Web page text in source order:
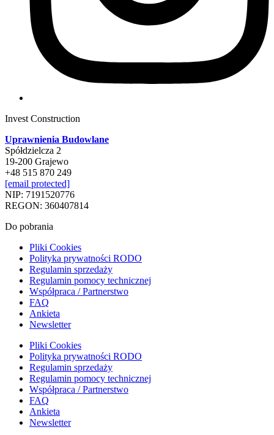
Invest Construction
Uprawnienia Budowlane
Spółdzielcza 2
19-200 Grajewo
+48 515 870 249
[email protected]
NIP: 7191520776
REGON: 360407814
Do pobrania
Pliki Cookies
Polityka prywatności RODO
Regulamin sprzedaży
Regulamin pomocy technicznej
Współpraca / Partnerstwo
FAQ
Ankieta
Newsletter
Pliki Cookies
Polityka prywatności RODO
Regulamin sprzedaży
Regulamin pomocy technicznej
Współpraca / Partnerstwo
FAQ
Ankieta
Newsletter